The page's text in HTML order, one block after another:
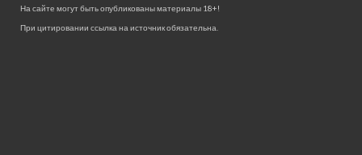
На сайте могут быть опубликованы материалы 18+!
При цитировании ссылка на источник обязательна.